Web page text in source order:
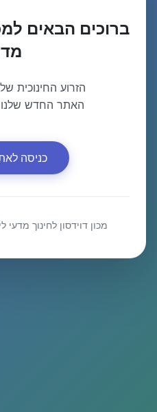
ברוכים הבאים
הזרוע החינוכית
האתר החדש
כניסה
מכון דוידסון לחינוך